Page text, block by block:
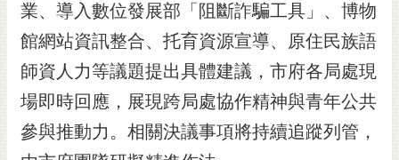
RSS
訂
閱
電
子
報
業、導入數位發展部「阻斷詐騙工具」、博物
館網站資訊整合、托育資源宣導、原住民族語
師資人力等議題提出具體建議，市府各局處現
場即時回應，展現跨局處協作精神與青年公共
參與推動力。相關決議事項將持續追蹤列管，